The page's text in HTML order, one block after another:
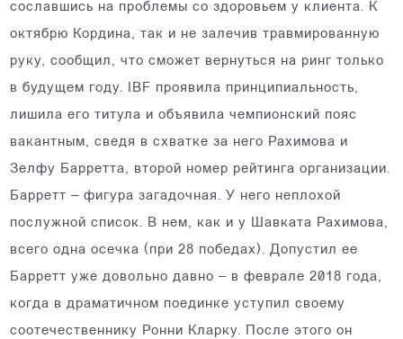
сославшись на проблемы со здоровьем у клиента. К
октябрю Кордина, так и не залечив травмированную
руку, сообщил, что сможет вернуться на ринг только
в будущем году. IBF проявила принципиальность,
лишила его титула и объявила чемпионский пояс
вакантным, сведя в схватке за него Рахимова и
Зелфу Барретта, второй номер рейтинга организации.
Барретт – фигура загадочная. У него неплохой
послужной список. В нем, как и у Шавката Рахимова,
всего одна осечка (при 28 победах). Допустил ее
Барретт уже довольно давно – в феврале 2018 года,
когда в драматичном поединке уступил своему
соотечественнику Ронни Кларку. После этого он